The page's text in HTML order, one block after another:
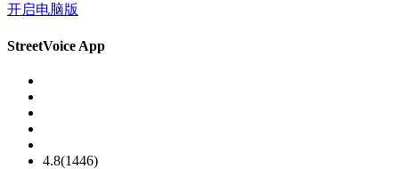
开启电脑版
StreetVoice App
4.8(1446)